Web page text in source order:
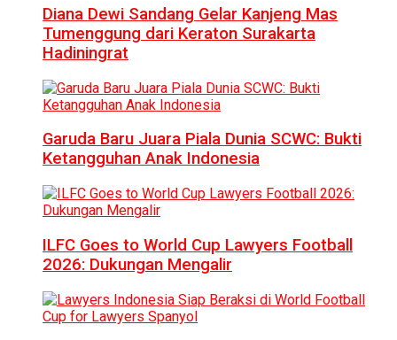
Diana Dewi Sandang Gelar Kanjeng Mas
Tumenggung dari Keraton Surakarta
Hadiningrat
Garuda Baru Juara Piala Dunia SCWC: Bukti
Ketangguhan Anak Indonesia
ILFC Goes to World Cup Lawyers Football
2026: Dukungan Mengalir